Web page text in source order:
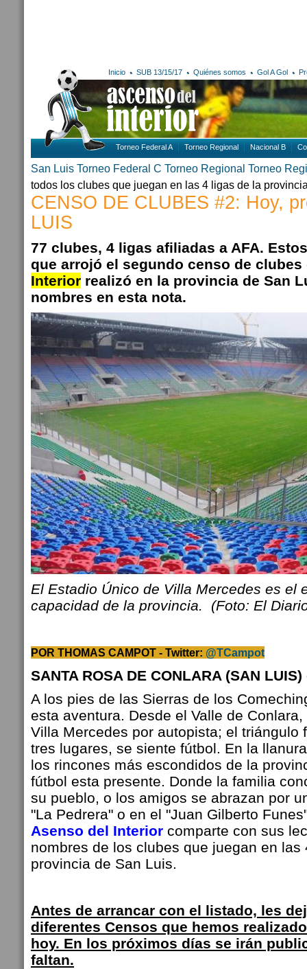
Inicio SUB 13/15/17 Quiénes somos Gol A Gol
Torneo Federal A Torneo Regional Nacional B
San Luis Torneo Federal C Torneo Regional Torneo
todos los clubes que juegan en las 4 ligas de la
CENSO DE CLUBES #2: Hoy,
LUIS
77 clubes, 4 ligas afiliadas a AFA.
que arrojó el segundo censo de
Interior realizó en la provincia de San
nombres en esta nota.
El Estadio Único de Villa Mercedes es el
capacidad de la provincia. (Foto: El
POR THOMAS CAMPOT - Twitter: @TCampot
SANTA ROSA DE CONLARA (SAN LUIS)
A los pies de las Sierras de los
esta aventura. Desde el Valle de
Villa Mercedes por autopista; el triángulo
tres lugares, se siente fútbol. En la
los rincones más escondidos de la
fútbol esta presente. Donde la familia
su pueblo, o los amigos se abrazan por
"La Pedrera" o en el "Juan Gilberto
Asenso del Interior comparte con sus
nombres de los clubes que juegan en las
provincia de San Luis.
Antes de arrancar con el listado, les
diferentes Censos que hemos
hoy. En los próximos días se irán
faltan.